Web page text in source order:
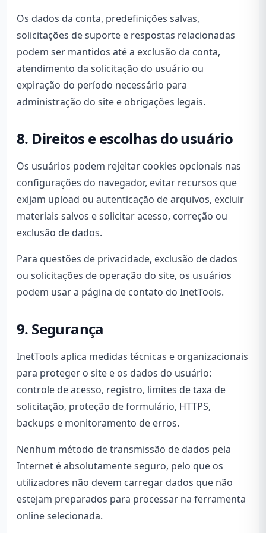
Os dados da conta, predefinições salvas,
solicitações de suporte e respostas relacionadas
podem ser mantidos até a exclusão da conta,
atendimento da solicitação do usuário ou
expiração do período necessário para
administração do site e obrigações legais.
8. Direitos e escolhas do usuário
Os usuários podem rejeitar cookies opcionais nas
configurações do navegador, evitar recursos que
exijam upload ou autenticação de arquivos, excluir
materiais salvos e solicitar acesso, correção ou
exclusão de dados.
Para questões de privacidade, exclusão de dados
ou solicitações de operação do site, os usuários
podem usar a página de contato do InetTools.
9. Segurança
InetTools aplica medidas técnicas e organizacionais
para proteger o site e os dados do usuário:
controle de acesso, registro, limites de taxa de
solicitação, proteção de formulário, HTTPS,
backups e monitoramento de erros.
Nenhum método de transmissão de dados pela
Internet é absolutamente seguro, pelo que os
utilizadores não devem carregar dados que não
estejam preparados para processar na ferramenta
online selecionada.